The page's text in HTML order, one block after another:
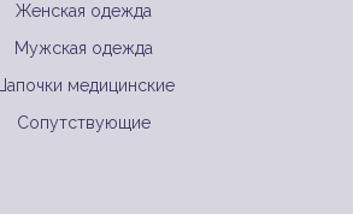
Женская одежда
Мужская одежда
Шапочки медицинские
Сопутствующие